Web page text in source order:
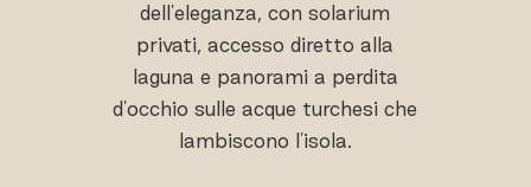
dell'eleganza, con solarium
privati, accesso diretto alla
laguna e panorami a perdita
d'occhio sulle acque turchesi che
lambiscono l'isola.